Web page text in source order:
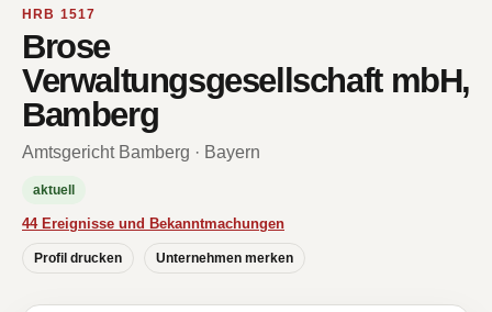
HRB 1517
Brose
Verwaltungsgesellschaft mbH,
Bamberg
Amtsgericht Bamberg · Bayern
aktuell
44 Ereignisse und Bekanntmachungen
Profil drucken Unternehmen merken